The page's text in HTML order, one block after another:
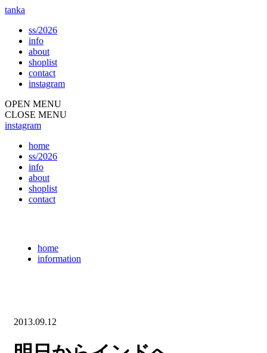
tanka
ss/2026
info
about
shoplist
contact
instagram
OPEN MENU
CLOSE MENU
instagram
home
ss/2026
info
about
shoplist
contact
home
information
2013.09.12